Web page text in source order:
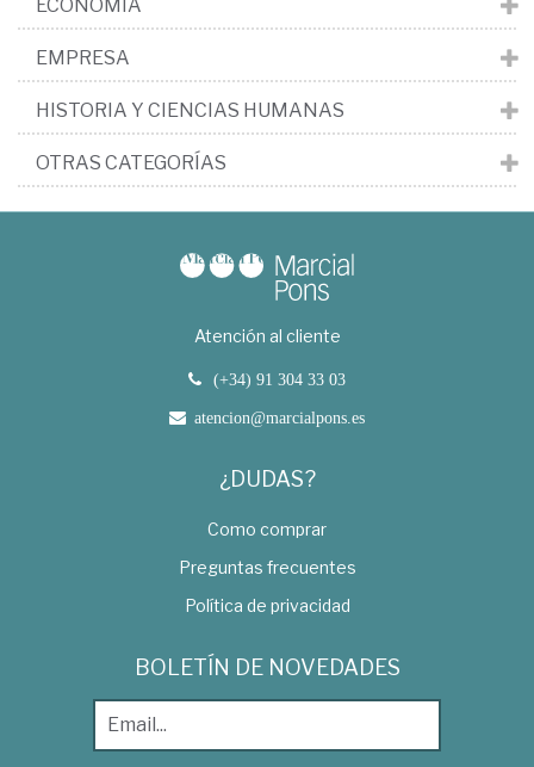
ECONOMÍA
EMPRESA
HISTORIA Y CIENCIAS HUMANAS
OTRAS CATEGORÍAS
Atención al cliente
(+34) 91 304 33 03
atencion@marcialpons.es
¿DUDAS?
Como comprar
Preguntas frecuentes
Política de privacidad
BOLETÍN DE NOVEDADES